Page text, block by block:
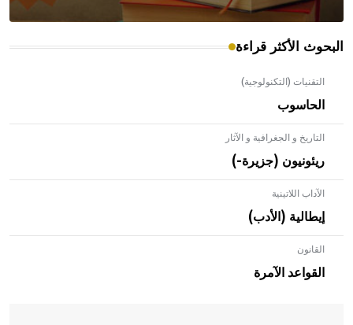
البحوث الأكثر قراءة
التقنيات (التكنولوجية)
الحاسوب
التاريخ و الجغرافية و الآثار
ريئونيون (جزيرة-)
الآداب اللاتينية
إيطالية (الأدب)
القانون
القواعد الآمرة
- هل تعلم أن الأبلق نوع من الفنون الهندسية التي ارتبطت
بالعمارة الإسلامية في بلاد الشام ومصر خاصة، حيث يحرص
المعمار على بناء مداميكه وخاصة في الواجهات